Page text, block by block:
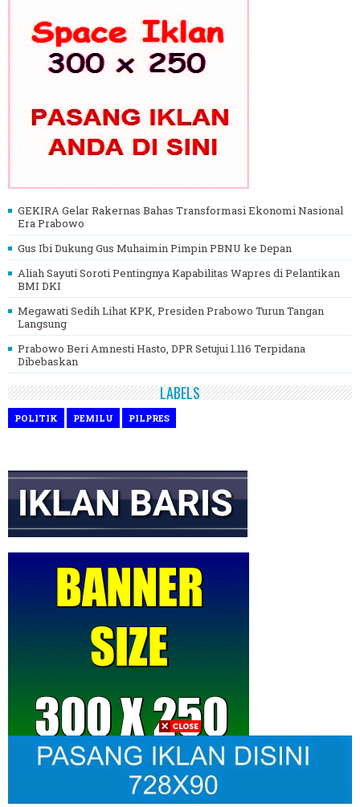
GEKIRA Gelar Rakernas Bahas Transformasi Ekonomi Nasional
Era Prabowo
Gus Ibi Dukung Gus Muhaimin Pimpin PBNU ke Depan
Aliah Sayuti Soroti Pentingnya Kapabilitas Wapres di Pelantikan
BMI DKI
Megawati Sedih Lihat KPK, Presiden Prabowo Turun Tangan
Langsung
Prabowo Beri Amnesti Hasto, DPR Setujui 1.116 Terpidana
Dibebaskan
LABELS
POLITIK PEMILU PILPRES
Wapres Gibran Rakabuming di Rokan Hilir Tinjau Sekolah Rusak
Beasiswa PKPA PERATIN Universitas Jakarta: Jembatan Cetak